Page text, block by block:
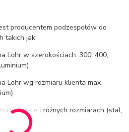
producentem podzespołów do
takich jak:
Lohr w szerokościach: 300, 400,
Lohr wg rozmiaru klienta max
i różnych rozmiarach (stal,